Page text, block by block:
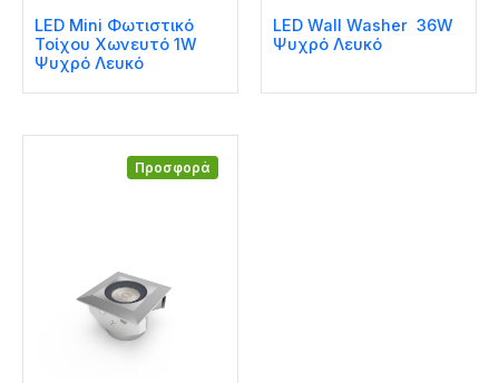
LED Mini Φωτιστικό
Τοίχου Χωνευτό 1W
Ψυχρό Λευκό
LED Wall Washer 36W
Ψυχρό Λευκό
Προσφορά